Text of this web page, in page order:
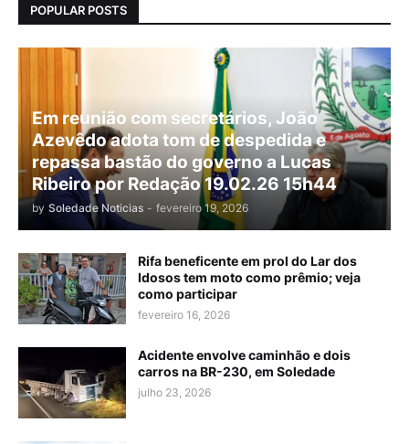
POPULAR POSTS
Em reunião com secretários, João
Azevêdo adota tom de despedida e
repassa bastão do governo a Lucas
Ribeiro por Redação 19.02.26 15h44
by Soledade Noticias - fevereiro 19, 2026
Rifa beneficente em prol do Lar dos
Idosos tem moto como prêmio; veja
como participar
fevereiro 16, 2026
Acidente envolve caminhão e dois
carros na BR-230, em Soledade
julho 23, 2026